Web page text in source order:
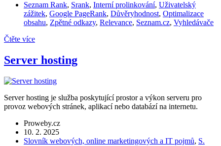
Seznam Rank, Srank, Interní prolinkování, Uživatelský
zážitek, Google PageRank, Důvěryhodnost, Optimalizace
obsahu, Zpětné odkazy, Relevance, Seznam.cz, Vyhledávače
Čtěte více
Server hosting
Server hosting je služba poskytující prostor a výkon serveru pro
provoz webových stránek, aplikací nebo databází na internetu.
Proweby.cz
10. 2. 2025
Slovník webových, online marketingových a IT pojmů, S.